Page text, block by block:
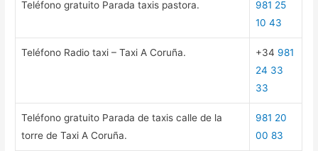
Teléfono gratuito Parada taxis pastora.
981 25
10 43
Teléfono Radio taxi – Taxi A Coruña. +34 981
24 33
33
Teléfono gratuito Parada de taxis calle de la
torre de Taxi A Coruña.
981 20
00 83